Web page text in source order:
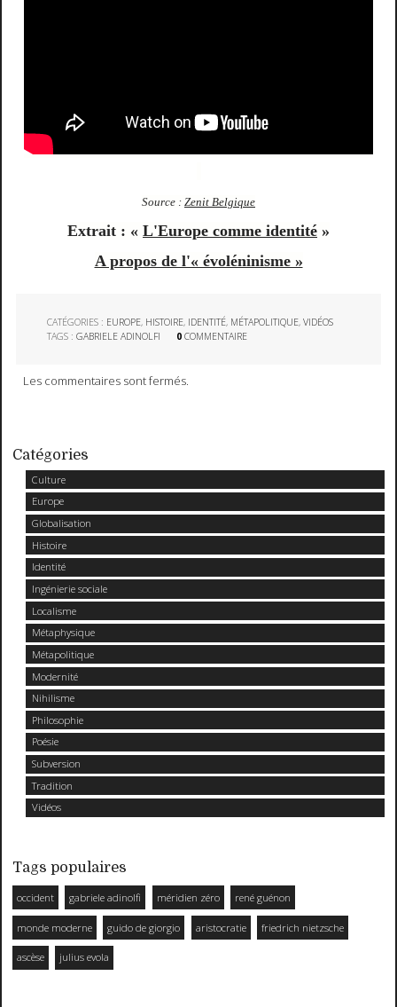
Catégories
Culture
Europe
Globalisation
Histoire
Identité
Ingénierie sociale
Localisme
Métaphysique
Métapolitique
Modernité
Nihilisme
Philosophie
Poésie
Subversion
Tradition
Vidéos
Tags populaires
occident gabriele adinolfi méridien zéro rené guénon
monde moderne guido de giorgio aristocratie friedrich nietzsche
ascèse julius evola
Source : Zenit Belgique
Extrait : « L'Europe comme identité »
A propos de l'« évoléninisme »
CATÉGORIES : EUROPE, HISTOIRE, IDENTITÉ, MÉTAPOLITIQUE,VIDÉOS
TAGS :GABRIELE ADINOLFI 0 COMMENTAIRE
Les commentaires sont fermés.